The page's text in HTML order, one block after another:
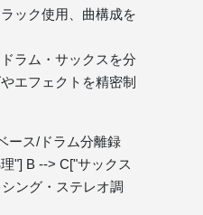
ック使用、曲構成を
ラム・サックスを分
エフェクトを精密制
ース/ドラム分離録
"] B --> C["サックス
ング・ステレオ調